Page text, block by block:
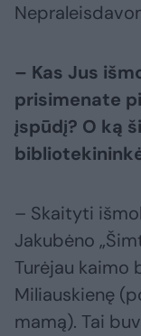
– Kas Jus
prisimenate
įspūdį? O ką
– Skaityti
Jakubėno
Turėjau kaimo
Miliauskienę
mamą). Tai